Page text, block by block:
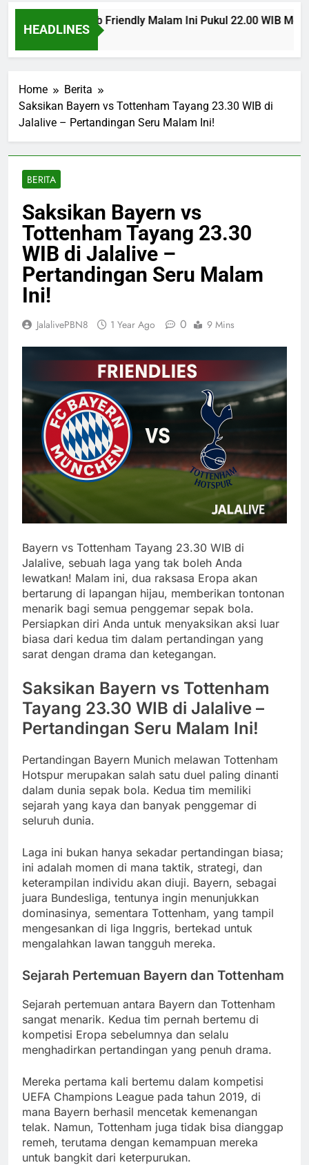
HEADLINES
Man United Club Friendly Malam Ini Pukul 22.00 WIB
Home
Berita
Saksikan Bayern vs Tottenham Tayang 23.30 WIB di
Jalalive – Pertandingan Seru Malam Ini!
BERITA
Saksikan Bayern vs
Tottenham Tayang 23.30
WIB di Jalalive –
Pertandingan Seru Malam
Ini!
JalalivePBN8 1 Year Ago 0 9 Mins
Bayern vs Tottenham Tayang 23.30 WIB di
Jalalive, sebuah laga yang tak boleh Anda
lewatkan! Malam ini, dua raksasa Eropa akan
bertarung di lapangan hijau, memberikan tontonan
menarik bagi semua penggemar sepak bola.
Persiapkan diri Anda untuk menyaksikan aksi luar
biasa dari kedua tim dalam pertandingan yang
sarat dengan drama dan ketegangan.
Saksikan Bayern vs Tottenham
Tayang 23.30 WIB di Jalalive –
Pertandingan Seru Malam Ini!
Pertandingan Bayern Munich melawan Tottenham
Hotspur merupakan salah satu duel paling dinanti
dalam dunia sepak bola. Kedua tim memiliki
sejarah yang kaya dan banyak penggemar di
seluruh dunia.
Laga ini bukan hanya sekadar pertandingan biasa;
ini adalah momen di mana taktik, strategi, dan
keterampilan individu akan diuji. Bayern, sebagai
juara Bundesliga, tentunya ingin menunjukkan
dominasinya, sementara Tottenham, yang tampil
mengesankan di liga Inggris, bertekad untuk
mengalahkan lawan tangguh mereka.
Sejarah Pertemuan Bayern dan Tottenham
Sejarah pertemuan antara Bayern dan Tottenham
sangat menarik. Kedua tim pernah bertemu di
kompetisi Eropa sebelumnya dan selalu
menghadirkan pertandingan yang penuh drama.
Mereka pertama kali bertemu dalam kompetisi
UEFA Champions League pada tahun 2019, di
mana Bayern berhasil mencetak kemenangan
telak. Namun, Tottenham juga tidak bisa dianggap
remeh, terutama dengan kemampuan mereka
untuk bangkit dari keterpurukan.